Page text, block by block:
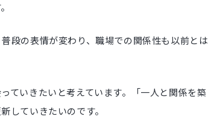
段の表情が変わり、職場での関係性も以前とは
ていきたいと考えています。「一人と関係を築
していきたいのです。